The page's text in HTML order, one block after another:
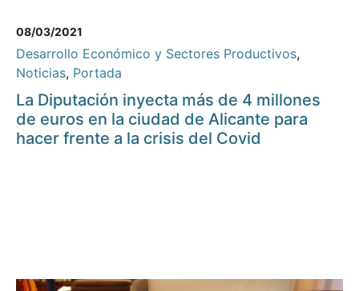
08/03/2021
Desarrollo Económico y Sectores Productivos,
Noticias, Portada
La Diputación inyecta más de 4 millones
de euros en la ciudad de Alicante para
hacer frente a la crisis del Covid